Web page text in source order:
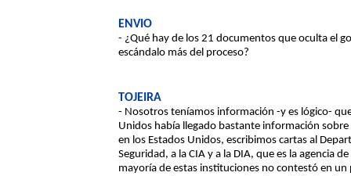
ENVIO
- ¿Qué hay de los 21 documentos que oculta el
escándalo más del proceso?
TOJEIRA
- Nosotros teníamos información -y es lógico-
Unidos había llegado bastante información
en los Estados Unidos, escribimos cartas al
Seguridad, a la CIA y a la DIA, que es la agencia
mayoría de estas instituciones no contestó en